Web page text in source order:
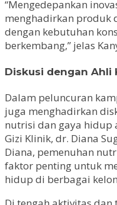
“Mengedepankan
menghadirkan produk
dengan kebutuhan
berkembang,” jelas
Diskusi dengan Ahli
Dalam peluncuran
juga menghadirkan
nutrisi dan gaya hidup
Gizi Klinik, dr. Diana
Diana, pemenuhan
faktor penting untuk
hidup di berbagai